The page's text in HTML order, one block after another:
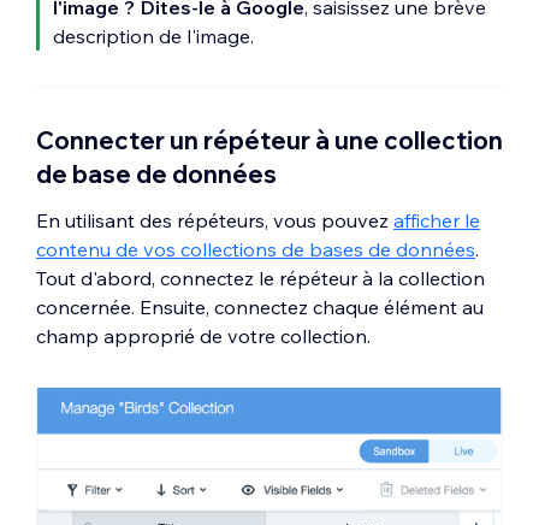
l'image ? Dites-le à Google, saisissez une brève
description de l'image.
Connecter un répéteur à une collection
de base de données
En utilisant des répéteurs, vous pouvez afficher le
contenu de vos collections de bases de données.
Tout d'abord, connectez le répéteur à la collection
concernée. Ensuite, connectez chaque élément au
champ approprié de votre collection.